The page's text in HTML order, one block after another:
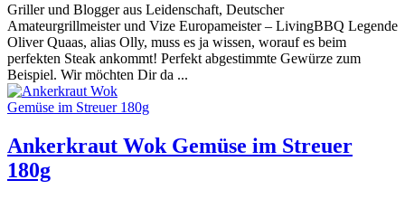
Griller und Blogger aus Leidenschaft, Deutscher
Amateurgrillmeister und Vize Europameister – LivingBBQ Legende
Oliver Quaas, alias Olly, muss es ja wissen, worauf es beim
perfekten Steak ankommt! Perfekt abgestimmte Gewürze zum
Beispiel. Wir möchten Dir da ...
Ankerkraut Wok Gemüse im Streuer
180g